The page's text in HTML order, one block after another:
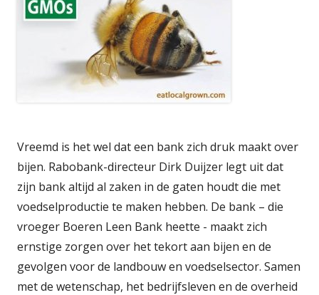
Vreemd is het wel dat een bank zich druk maakt over
bijen. Rabobank-directeur Dirk Duijzer legt uit dat
zijn bank altijd al zaken in de gaten houdt die met
voedselproductie te maken hebben. De bank – die
vroeger Boeren Leen Bank heette - maakt zich
ernstige zorgen over het tekort aan bijen en de
gevolgen voor de landbouw en voedselsector. Samen
met de wetenschap, het bedrijfsleven en de overheid